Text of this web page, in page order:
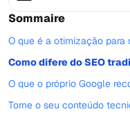
Sommaire
O que é a otimização para
Como difere do SEO
O que o próprio Google
Torne o seu conteúdo